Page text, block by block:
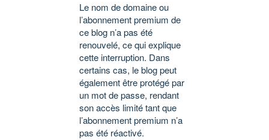
Le nom de domaine ou
l’abonnement premium de
ce blog n’a pas été
renouvelé, ce qui explique
cette interruption. Dans
certains cas, le blog peut
également être protégé par
un mot de passe, rendant
son accès limité tant que
l’abonnement premium n’a
pas été réactivé.